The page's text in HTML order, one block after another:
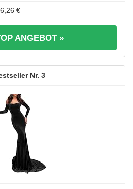
€
ANGEBOT »
3